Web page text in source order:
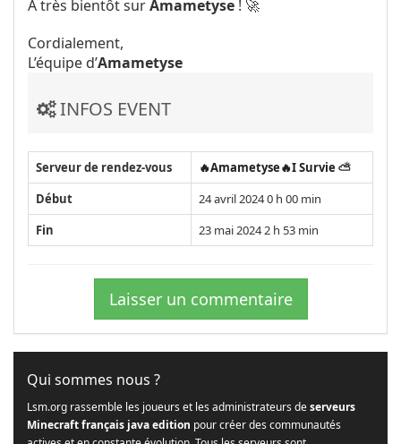
À très bientôt surAmametyse ! 🚀
Cordialement,
L’équipe d’Amametyse
INFOS EVENT
Serveur de rendez-vous
🔥Amametyse🔥I Survie ⛅️
Début
24 avril 2024 0 h 00 min
Fin
23 mai 2024 2 h 53 min
Laisser un commentaire
Qui sommes nous ?
Lsm.org rassemble les joueurs et les administrateurs deserveurs
Minecraft français java edition pour créer des communautés